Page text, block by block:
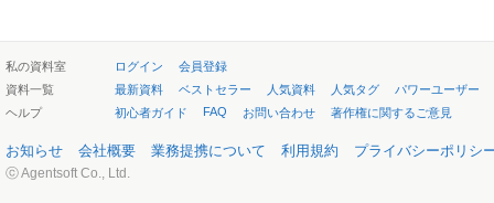
私の資料室 ログイン
会員登録
資料一覧
最新資料 ベストセラー 人気資料 人気タグ
パワーユーザー
ヘルプ
初心者ガイド FAQ お問い合わせ 著作権に関するご意見
お知らせ 会社概要 業務提携について 利用規約 プライバシーポリシ
ⓒ Agentsoft Co., Ltd.